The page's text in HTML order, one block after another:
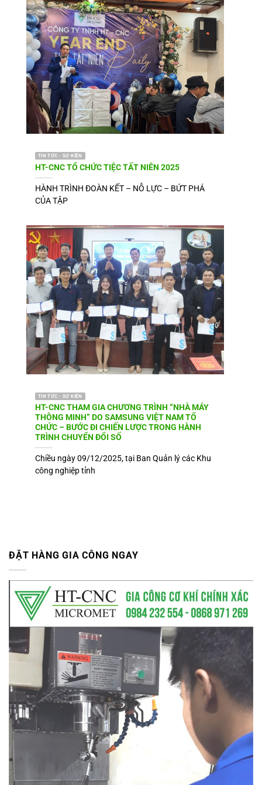
TIN TỨC - SỰ KIỆN
HT-CNC TỔ CHỨC TIỆC TẤT NIÊN 2025
HÀNH TRÌNH ĐOÀN KẾT – NỖ LỰC – BỨT PHÁ
CỦA TẬP
TIN TỨC - SỰ KIỆN
HT-CNC THAM GIA CHƯƠNG TRÌNH “NHÀ MÁY
THÔNG MINH” DO SAMSUNG VIỆT NAM TỔ
CHỨC – BƯỚC ĐI CHIẾN LƯỢC TRONG HÀNH
TRÌNH CHUYỂN ĐỔI SỐ
Chiều ngày 09/12/2025, tại Ban Quản lý các Khu
công nghiệp tỉnh
ĐẶT HÀNG GIA CÔNG NGAY